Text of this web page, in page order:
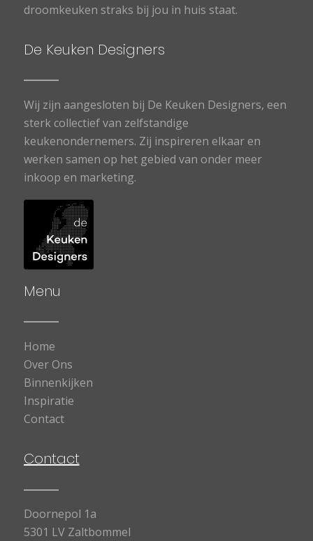
droomkeuken straks bij jou in huis staat.
De Keuken Designers
Wij zijn aangesloten bij De Keuken Designers, een
sterk collectief van zelfstandige
keukenondernemers. Zij inspireren elkaar en
werken samen op het gebied van onder meer
inkoop en marketing.
Menu
Home
Over Ons
Binnenkijken
Inspiratie
Contact
Contact
Doornepol 1a
5301 LV Zaltbommel